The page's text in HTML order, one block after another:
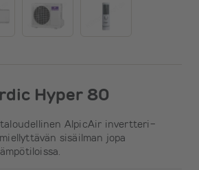
Hyper 80
AlpicAir invertteri-
sisäilman jopa